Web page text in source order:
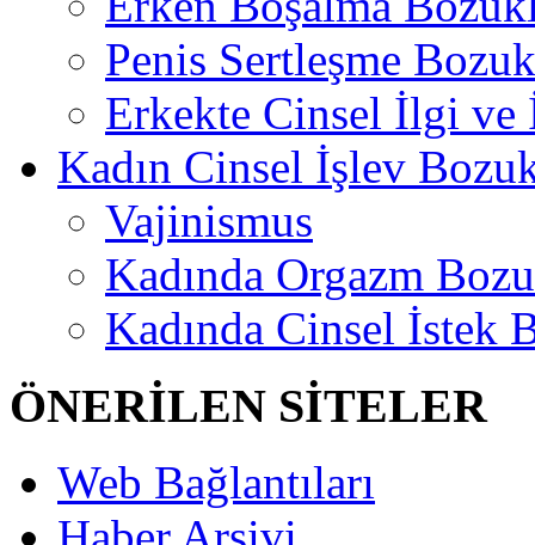
Penis Sertleşme
Erkekte Cinsel İlgi ve
Kadın Cinsel İşlev
Vajinismus
Kadında Orgazm
Kadında Cinsel İstek
ÖNERİLEN SİTELER
Web Bağlantıları